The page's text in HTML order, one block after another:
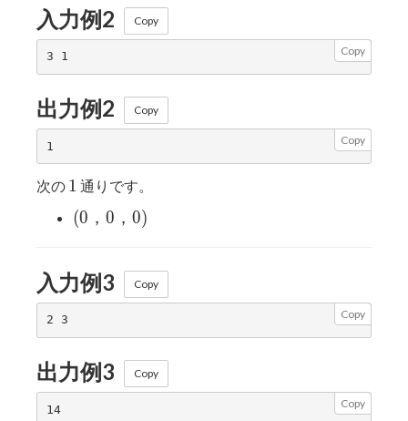
1)
入力例2 Copy
Copy
出力例2 Copy
Copy
次の 1
1 通りです。
(0，
(0 ， 0 ， 0)
入力例3 Copy
Copy
出力例3 Copy
Copy
14